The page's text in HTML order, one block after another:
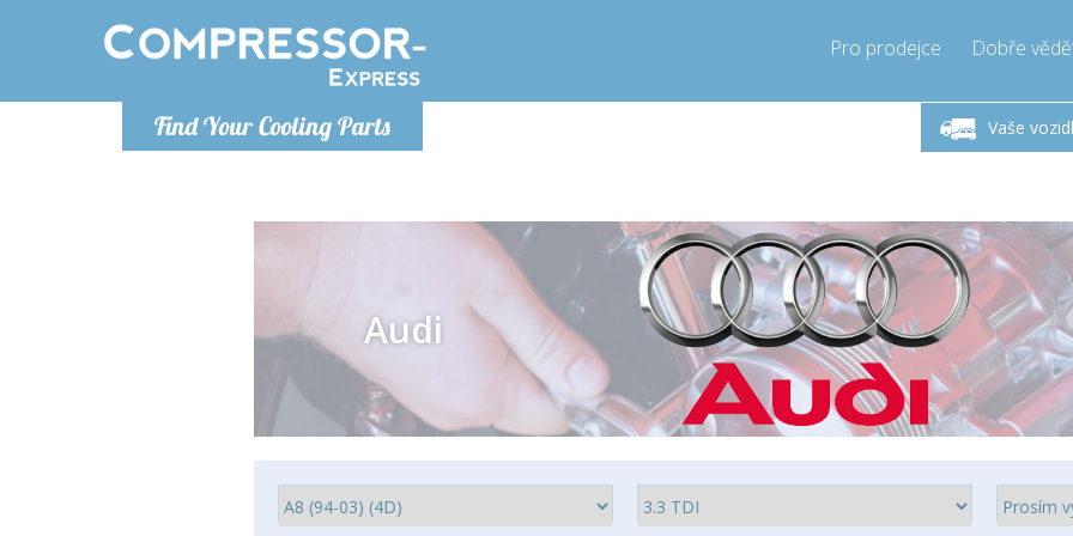
Find Your Cooling Parts
Pro prodejce Dobře
Vaše
Pondělí-Pátek 9-17h
Zavolejte teď!
+421905357897
Audi